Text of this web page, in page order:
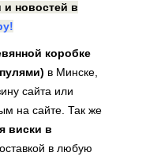
и новостей в
коробке
в Минске,
сайта или
на сайте. Так же
виски в
в любую